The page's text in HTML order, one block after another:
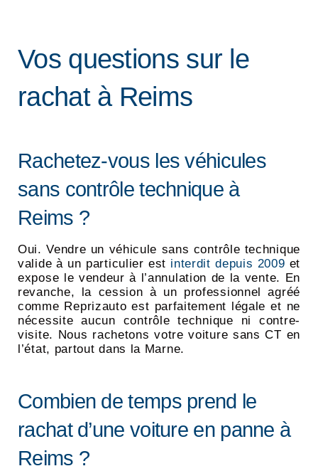
Vos questions sur le
rachat à Reims
Rachetez-vous les véhicules
sans contrôle technique à
Reims ?
Oui. Vendre un véhicule sans contrôle technique
valide à un particulier est interdit depuis 2009 et
expose le vendeur à l’annulation de la vente. En
revanche, la cession à un professionnel agréé
comme Reprizauto est parfaitement légale et ne
nécessite aucun contrôle technique ni contre-
visite. Nous rachetons votre voiture sans CT en
l’état, partout dans la Marne.
Combien de temps prend le
rachat d’une voiture en panne à
Reims ?